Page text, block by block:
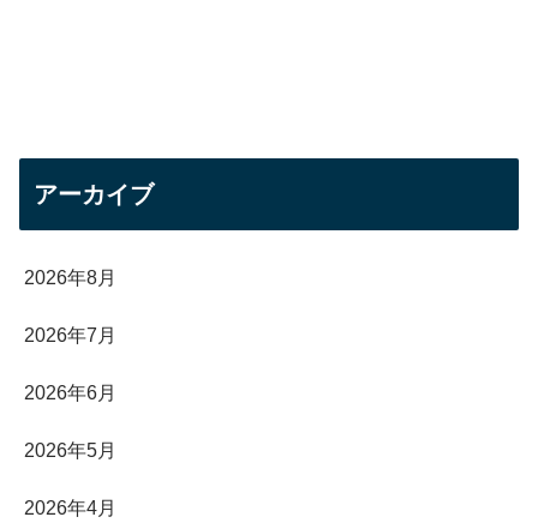
アーカイブ
2026年8月
2026年7月
2026年6月
2026年5月
2026年4月